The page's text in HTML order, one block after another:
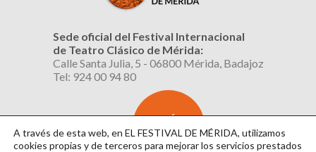
Sede oficial del Festival Internacional
de Teatro Clásico de Mérida:
Calle Santa Julia, 5 - 06800 Mérida, Badajoz
Tel: 924 00 94 80
SUSCRÍBETE
AL BOLETÍN
A través de esta web, en EL FESTIVAL DE MÉRIDA, utilizamos
cookies propias y de terceros para mejorar los servicios prestados